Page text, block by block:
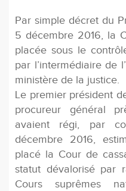
Par simple décret du
5 décembre 2016, la
placée sous le
par l’intermédiaire de
ministère de la justice.
Le premier président
procureur général
avaient régi, par
décembre 2016,
placé la Cour de
statut dévalorisé par
Cours suprêmes